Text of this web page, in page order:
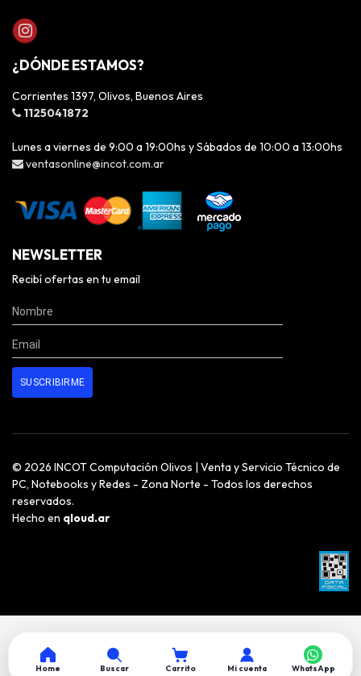
¿DÓNDE ESTAMOS?
Corrientes 1397, Olivos, Buenos Aires
1125041872
Lunes a viernes de 9:00 a 19:00hs y Sábados de 10:00 a 13:00hs
ventasonline@incot.com.ar
NEWSLETTER
Recibí ofertas en tu email
© 2026 INCOT Computación Olivos | Venta y Servicio Técnico de
PC, Notebooks y Redes - Zona Norte - Todos los derechos
reservados.
Hecho en qloud.ar
Home Buscar Carrito Mi cuenta